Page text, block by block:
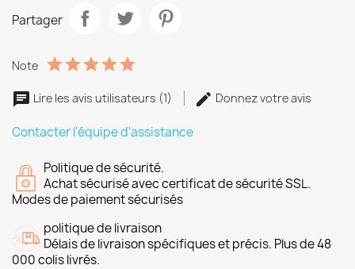
Partager
Note
Lire les avis utilisateurs (1) Donnez votre avis
Contacter l'équipe d'assistance
Politique de sécurité.
Achat sécurisé avec certificat de sécurité SSL.
Modes de paiement sécurisés
politique de livraison
Délais de livraison spécifiques et précis. Plus de 48
000 colis livrés.